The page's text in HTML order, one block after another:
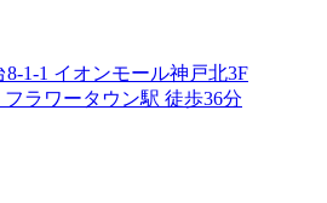
1-1 イオンモール神戸北3F
ラワータウン駅 徒歩36分